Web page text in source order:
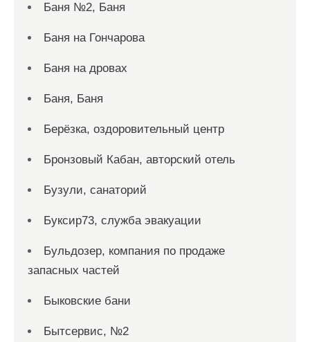
Баня №2, Баня
Баня на Гончарова
Баня на дровах
Баня, Баня
Берёзка, оздоровительный центр
Бронзовый Кабан, авторский отель
Бузули, санаторий
Буксир73, служба эвакуации
Бульдозер, компания по продаже
запасных частей
Быковские бани
Бытсервис, №2